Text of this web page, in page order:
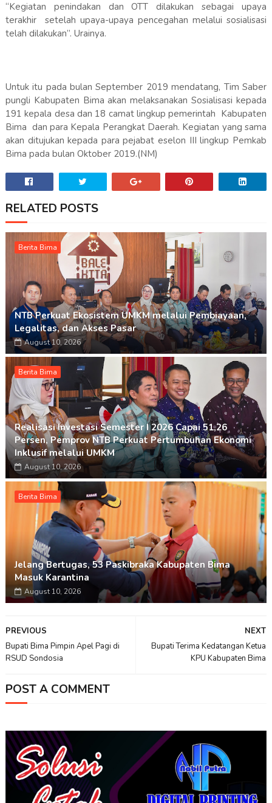
“Kegiatan penindakan dan OTT dilakukan sebagai upaya
terakhir setelah upaya-upaya pencegahan melalui sosialisasi
telah dilakukan”. Urainya.
Untuk itu pada bulan September 2019 mendatang, Tim Saber
pungli Kabupaten Bima akan melaksanakan Sosialisasi kepada
191 kepala desa dan 18 camat lingkup pemerintah Kabupaten
Bima dan para Kepala Perangkat Daerah. Kegiatan yang sama
akan ditujukan kepada para pejabat eselon III lingkup Pemkab
Bima pada bulan Oktober 2019.(NM)
RELATED POSTS
Berita Bima
NTB Perkuat Ekosistem UMKM melalui Pembiayaan,
Legalitas, dan Akses Pasar
August 10, 2026
Berita Bima
Realisasi Investasi Semester I 2026 Capai 51,26
Persen, Pemprov NTB Perkuat Pertumbuhan Ekonomi
Inklusif melalui UMKM
August 10, 2026
Berita Bima
Jelang Bertugas, 53 Paskibraka Kabupaten Bima
Masuk Karantina
August 10, 2026
NEXT
Bupati Terima Kedatangan Ketua
KPU Kabupaten Bima
PREVIOUS
Bupati Bima Pimpin Apel Pagi di
RSUD Sondosia
POST A COMMENT